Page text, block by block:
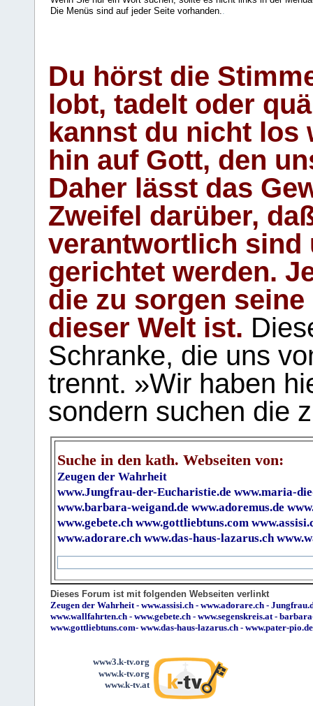
Die Menüs sind auf jeder Seite vorhanden..
Du hörst die
lobt, tadelt oder
kannst du nicht los
hin auf Gott, den
Daher lässt das
Zweifel darüber,
verantwortlich sind
gerichtet werden.
die zu sorgen
dieser Welt ist.
Schranke, die uns
trennt. »Wir haben
sondern suchen die
Suche in den kath. Webseiten von:
Zeugen der Wahrheit
www.Jungfrau-der-Eucharistie.de www.maria-
www.barbara-weigand.de www.adoremus.de
www.gebete.ch www.gottliebtuns.com
www.adorare.ch www.das-haus-lazarus.ch
Dieses Forum ist mit folgenden Webseiten verlinkt
Zeugen der Wahrheit- www.assisi.ch - www.adorare.ch -
www.wallfahrten.ch - www.gebete.ch - www.segenskreis.at-
www.gottliebtuns.com- www.das-haus-lazarus.ch - www.pater-pio.de
www3.k-tv.org
www.k-tv.org
www.k-tv.at